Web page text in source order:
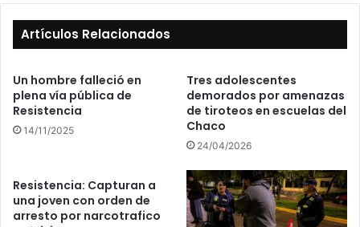
Artículos Relacionados
Un hombre falleció en
plena vía pública de
Resistencia
14/11/2025
Tres adolescentes
demorados por amenazas
de tiroteos en escuelas del
Chaco
24/04/2026
Resistencia: Capturan a
una joven con orden de
arresto por narcotrafico